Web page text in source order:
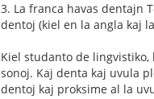
3. La franca havas dentajn
dentoj (kiel en la angla kaj
Kiel studanto de
sonoj. Kaj denta kaj uvula
dentoj kaj proksime al la